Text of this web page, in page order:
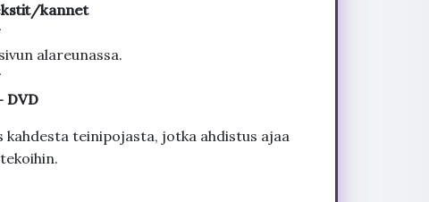
kannet
alareunassa.
DVD
kah­des­ta tei­ni­po­jas­ta, jot­ka ah­dis­tus ajaa